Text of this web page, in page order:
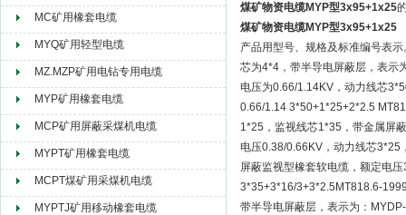
MC矿用橡套电缆
MYQ矿用轻型电缆
MZ.MZP矿用电钻专用电缆
MYP矿用橡套电缆
MCP矿用屏蔽采煤机电缆
MYPT矿用橡套电缆
MCPT煤矿用采煤机电缆
MYPTJ矿用移动橡套电缆
煤矿物资电缆MYP型3x95+1x25
煤矿物资电缆MYP型3x95+1x25
产品用型号、规格及标准编号表
芯为4*4，带半导电屏蔽层，表示
电压为0.66/1.14KV，动力线芯
0.66/1.14 3*50+1*25+2*2.5
1*25，监视线芯1*35，带金属屏
电压0.38/0.66KV，动力线芯
屏蔽监视型橡套软电缆，额定电
3*35+3*16/3+3*2.5MT818.6-
带半导电屏蔽层，表示为：